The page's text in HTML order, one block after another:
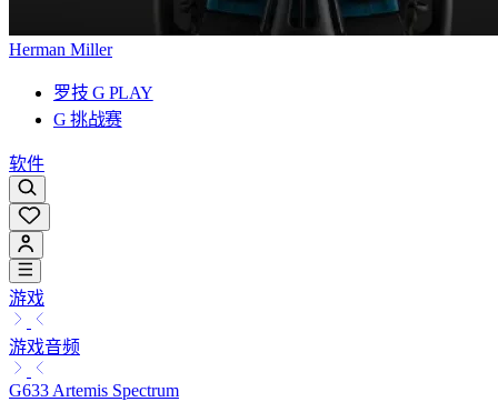
Herman Miller
罗技 G PLAY
G 挑战赛
软件
游戏
游戏音频
G633 Artemis Spectrum